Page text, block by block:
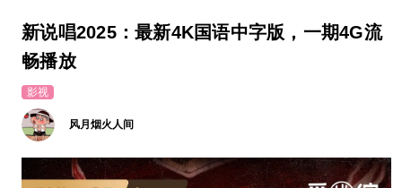
新说唱2025：最新4K国语中字版，一期4G流
畅播放
影视
风月烟火人间